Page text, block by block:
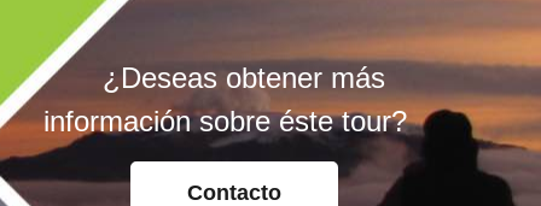
¿Deseas obtener más
información sobre éste tour?
Contacto